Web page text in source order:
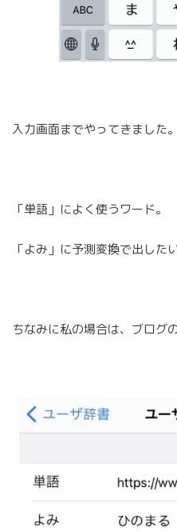
入力画面までやってきました。
「単語」によく使うワード。
「よみ」に予測変換で出した
ちなみに私の場合は、ブログ